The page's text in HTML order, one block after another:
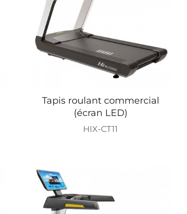
Tapis roulant commercial
(écran LED)
HIX-CT11